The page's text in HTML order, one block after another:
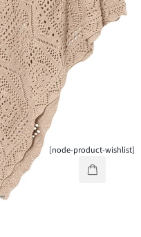
[node-product-wishlist]